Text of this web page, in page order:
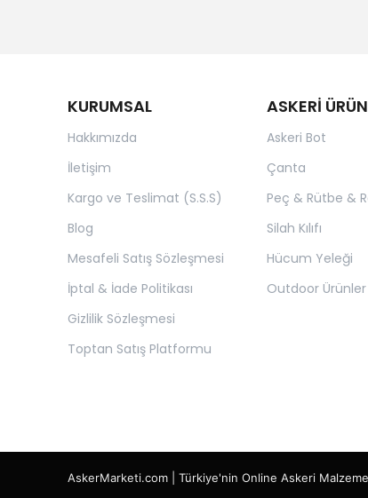
KURUMSAL
Hakkımızda
İletişim
Kargo ve Teslimat (S.S.S)
Blog
Mesafeli Satış Sözleşmesi
İptal & İade Politikası
Gizlilik Sözleşmesi
Toptan Satış Platformu
ASKERİ
Askeri Bot
Çanta
Peç & Rütbe &
Silah Kılıfı
Hücum Yeleği
Outdoor Ürünler
AskerMarketi.com | Türkiye'nin Online Askeri